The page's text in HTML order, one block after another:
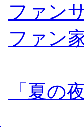
ファン
ファン
「夏の